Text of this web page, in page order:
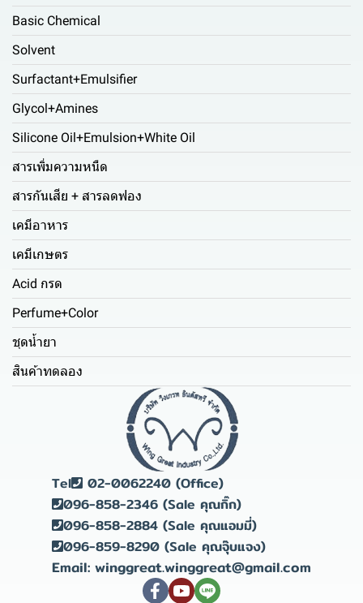
Basic Chemical
Solvent
Surfactant+Emulsifier
Glycol+Amines
Silicone Oil+Emulsion+White Oil
สารเพิ่มความหนืด
สารกันเสีย + สารลดฟอง
เคมีอาหาร
เคมีเกษตร
Acid กรด
Perfume+Color
ชุดน้ำยา
สินค้าทดลอง
Tel
02-0062240 (Office)
096-858-2346 (Sale คุณกิ๊ก)
096-858-2884 (Sale คุณแอมมี่)
096-859-8290 (Sale คุณจุ๊บแจง)
Email: winggreat.winggreat@gmail.com